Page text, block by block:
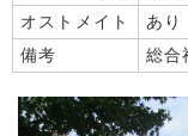
オストメイト
あり
備考
総合